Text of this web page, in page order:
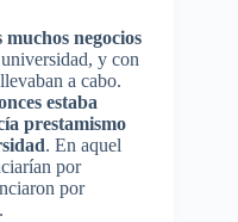
negocios
y con
a cabo.
estaba
prestamismo
. En aquel
por
por